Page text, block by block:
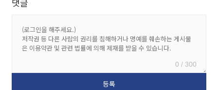
0 / 300